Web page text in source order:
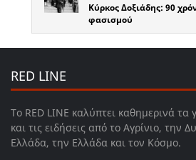
Κύρκος Δοξιάδης: 90
φασισμού
RED LINE
Το RED LINE καλύπτει καθημερινά τα
και τις ειδήσεις από το Αγρίνιο, την
Ελλάδα, την Ελλάδα και τον Κόσμο.